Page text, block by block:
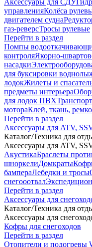
Аксессуары для СДУ
управленияКолёса
двигателем судна
газ-реверсТросы рулевые
Перейти в раздел
Помпы
контроляЯкорно-
насадки
для буксировки
лодокЖилеты и
предметы интерьера
для лодок ПВХ
мотораКлей, ткань,
Перейти в раздел
Аксессуары для ATV,
Каталог/Техника для
Аксессуары для ATV,
АкустикаБраслеты
шноркелиДомкраты
бампераЛебедки и тросы
снегооотвал
Перейти в раздел
Аксессуары для
Каталог/Техника для
Аксессуары для
Кофры для снегоходов
Перейти в раздел
Отопители и подогревы